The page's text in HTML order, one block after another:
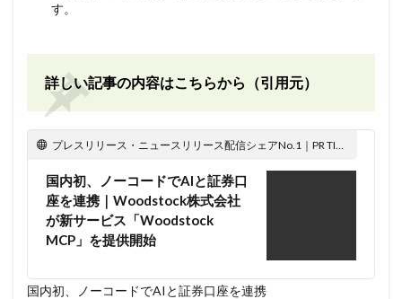
す。
詳しい記事の内容はこちらから（引用元）
プレスリリース・ニュースリリース配信シェアNo.1｜PR TIMES
国内初、ノーコードでAIと証券口
座を連携｜Woodstock株式会社
が新サービス「Woodstock
MCP」を提供開始
国内初、ノーコードでAIと証券口座を連携